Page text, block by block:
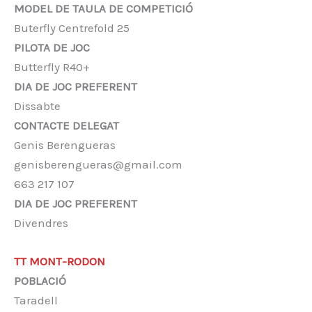
MODEL DE TAULA DE COMPETICIÓ
Buterfly Centrefold 25
PILOTA DE JOC
Butterfly R40+
DIA DE JOC PREFERENT
Dissabte
CONTACTE DELEGAT
Genis Berengueras
genisberengueras@gmail.com
663 217 107
DIA DE JOC PREFERENT
Divendres
TT MONT-RODON
POBLACIÓ
Taradell